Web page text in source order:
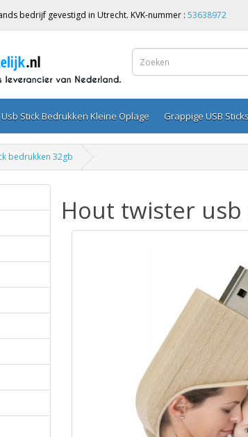
bedrijf gevestigd in Utrecht. KVK-nummer : 53638972
Usb Stick Bedrukken Kleine Oplage Grappige USB Sticks
bedrukken 32gb
Hout twister